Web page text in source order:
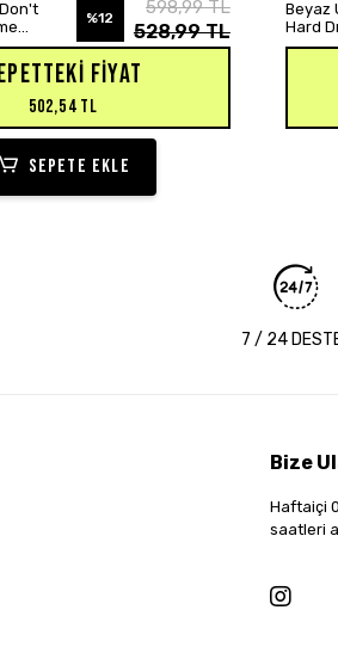
Hoodie
%12
598,99 TL
528,99 TL
FIYAT
502,54 TL
SEPETE EKLE
Beyaz
Hard
7 / 24
Bize
Haftaiçi
saatleri